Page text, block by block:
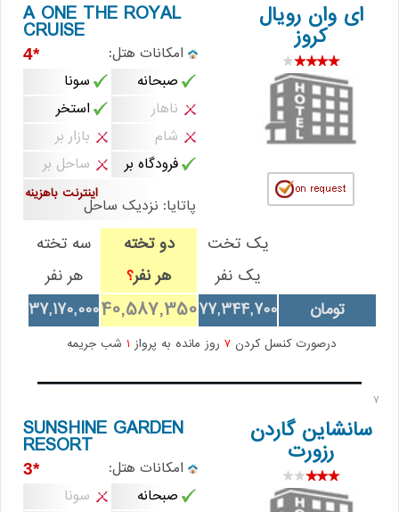
ای وان رویال
کروز
A ONE THE ROYAL
CRUISE
امکانات هتل: *4
صبحانه
سونا
ناهار
استخر
شام
بازار بر
فرودگاه بر
ساحل بر
اینترنت باهزینه
پاتایا: نزدیک ساحل
یک تخت
یک نفر
دو تخته
هر نفر؟
سه تخته
هر نفر
تومان
77,344,700
40,587,350
37,170,000
درصورت کنسل کردن 7 روز مانده به پرواز شب جریمه
7
سانشاین گاردن
رزورت
SUNSHINE GARDEN
RESORT
امکانات هتل: *3
صبحانه
سونا